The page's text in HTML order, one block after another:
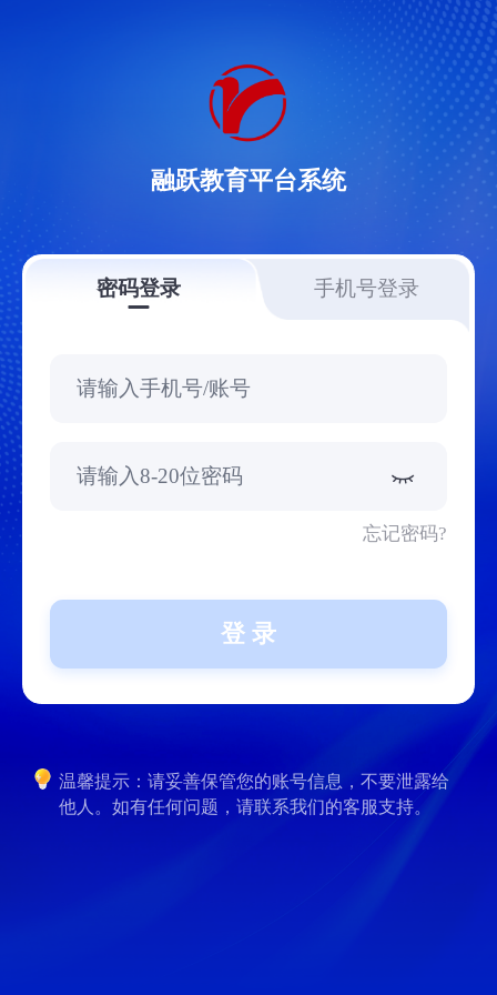
融跃教育平台系统
密码登录 手机号登录
请输入手机号/账号
请输入8-20位密码
忘记密码?
登 录
温馨提示：请妥善保管您的账号信息，不要泄露给
他人。如有任何问题，请联系我们的客服支持。